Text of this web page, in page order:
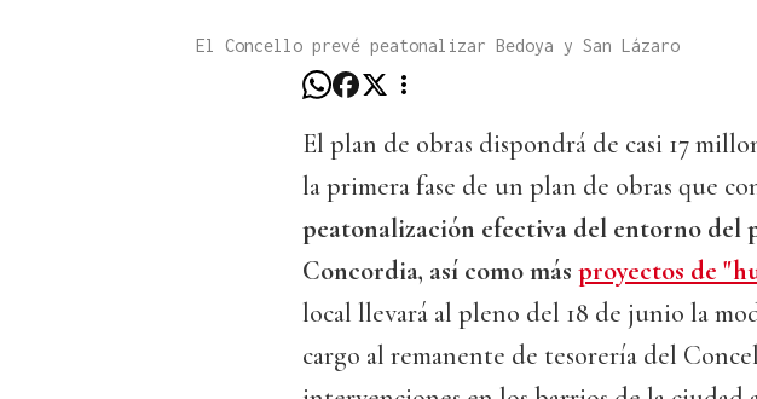
El Concello prevé peatonalizar Bedoya y San Lázaro
El plan de obras dispondrá de casi 17
la primera fase de un plan de obras que
peatonalización efectiva del entorno del
Concordia, así como más proyectos de
local llevará al pleno del 18 de junio la
cargo al remanente de tesorería del